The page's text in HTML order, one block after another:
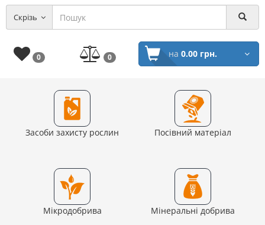
Скрізь
0 0 на 0.00 грн.
Засоби захисту рослин Посівний матеріал
Мікродобрива Мінеральні добрива